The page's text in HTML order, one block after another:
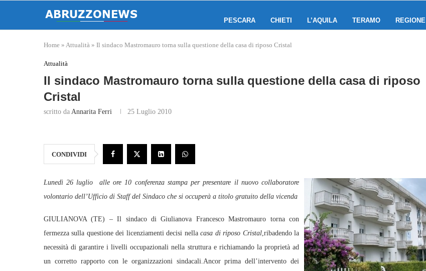
PESCARA CHIETI L’AQUILA TERAMO REGIONE
Home » Attualità » Il sindaco Mastromauro torna sulla questione della casa di riposo Cristal
Attualità
Il sindaco Mastromauro torna sulla questione della casa di riposo
Cristal
scritto da Annarita Ferri 25 Luglio 2010
CONDIVIDI
Lunedì 26 luglio alle ore 10 conferenza stampa per presentare il nuovo collaboratore
volontario dell’Ufficio di Staff del Sindaco che si occuperà a titolo gratuito della vicenda
GIULIANOVA (TE) – Il sindaco di Giulianova Francesco Mastromauro torna con
fermezza sulla questione dei licenziamenti decisi nellacasa di riposo Cristal,ribadendo la
necessità di garantire i livelli occupazionali nella struttura e richiamando la proprietà ad
un corretto rapporto con le organizzazioni sindacali.Ancor prima dell’intervento dei